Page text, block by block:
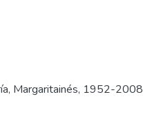
Margaritainés, 1952-2008